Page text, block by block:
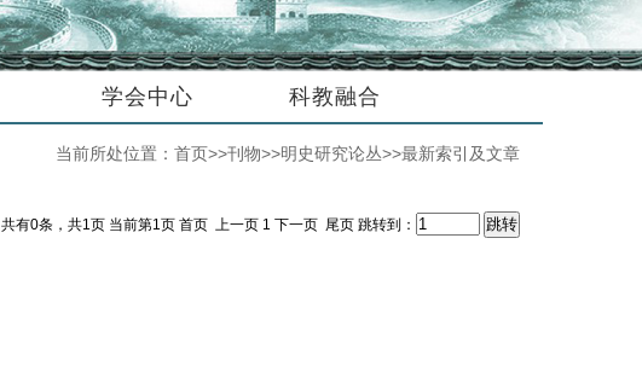
学会中心 科教融合
当前所处位置： 首页>>刊物>>明史研究论丛>>最新索引及文章
共有0条，共1页 当前第1页 首页 上一页 1 下一页 尾页 跳转到：